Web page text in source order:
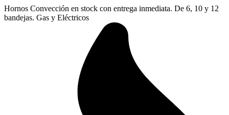
Ir
al
Hornos Convección en stock con entrega inmediata. De 6, 10 y 12
bandejas. Gas y Eléctricos